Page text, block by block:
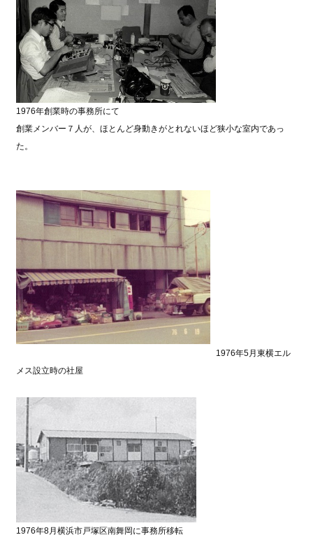
1976年創業時の事務所にて
創業メンバー７人が、ほとんど身動きがとれないほど狭小な室内であっ
た。
1976年5月東横エル
メス設立時の社屋
1976年8月横浜市戸塚区南舞岡に事務所移転